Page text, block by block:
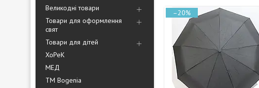
Великодні товари
Товари для оформлення
свят
Товари для дітей
ХоРеК
МЕД
ТМ Bogenia
–20%